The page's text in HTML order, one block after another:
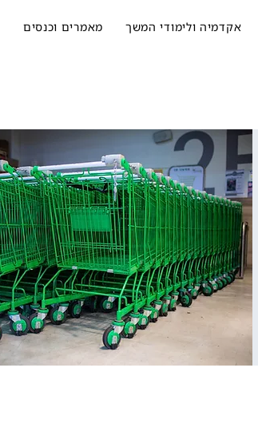
אקדמיה ולימודי המשך מאמרים וכנסים